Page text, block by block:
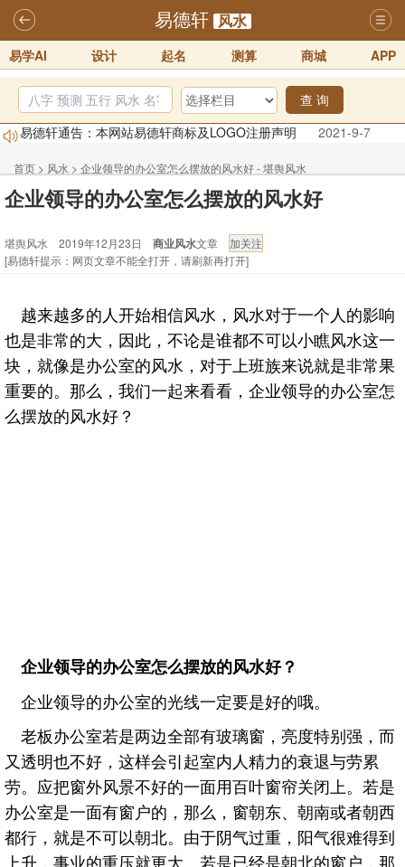
易德轩 风水
易学AI 设计 起名 测算 商城 APP
查 询
易德轩通告：本网站易德轩商标及LOGO注册声明
2021-9-7
易德轩易学ai，ai批八字紫微命理相学，ai智能体客服系统开通，欢迎
体验！！
2025-07-01
易德轩网重构及升能完成，欢迎大家来体验新程序及感觉！！
2026年化太岁锦囊属马、鼠、牛、龙、兔、狗、鸡生肖化太岁开始预
2026丙午年铁笔居士精批年运说明
2025-10-12
易德轩首席风水大师铁笔居士简介！！
2021-9-2
首页 > 风水 > 企业领导的办公室怎么摆放的风水好 - 堪舆风水
企业领导的办公室怎么摆放的风水好
堪舆风水 2019年12月23日 商业风水文章
[易德轩提示：网页文章不能全打开，请刷新再打开]
越来越多的人开始相信风水，风水对于一个人的影响
也是非常的大，因此，不论是谁都不可以小瞧风水这一
块，就像是办公室的风水，对于上班族来说就是非常果
重要的。那么，我们一起来看看，企业领导的办公室怎
么摆放的风水好？
企业领导的办公室怎么摆放的风水好？
企业领导的办公室的光线一定要是好的哦。
老板办公室若是两边全部有玻璃窗，亮度特别强，而
又透明也不好，这样会引起室内人精力的衰退与劳累
劳。应把窗外风景不好的一面用百叶窗帘关闭上。若是
办公室是一面有窗户的，那么，窗朝东、朝南或者朝西
都行，就是不可以朝北。由于阴气过重，阳气很难得到
上升，事业的重压就更大。若是已经是朝北的窗户，那